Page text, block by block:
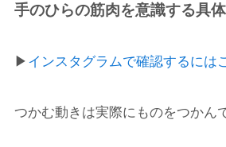
手のひらの筋肉を意識する具
▶︎ インスタグラムで確認するには
つかむ動きは実際にものをつかん